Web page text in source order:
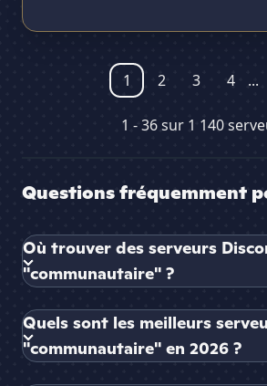
1 2 3 4 ...
1 - 36 sur 1 140
Questions fréquemment
Où trouver des serveurs
"communautaire" ?
Quels sont les meilleurs
"communautaire" en 2026 ?